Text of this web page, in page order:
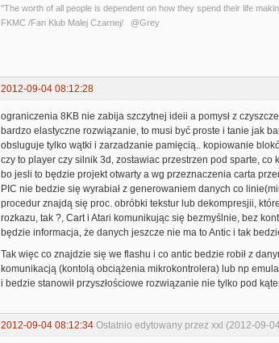
"The worth of all people is dependent on how they spend their life
FKMC /Fan Klub Malej Czarnej/ @Grey
2012-09-04 08:12:28
ograniczenia 8KB nie zabija szczytnej ideii a pomysł z
bardzo elastyczne rozwiązanie, to musi być proste i tanie jak
obsluguje tylko wątki i zarzadzanie pamięcią.. kopiowanie
czy to player czy silnik 3d, zostawiac przestrzen pod sparte,
bo jesli to będzie projekt otwarty a wg przeznaczenia carta
PIC nie bedzie się wyrabiał z generowaniem danych co
procedur znajdą się proc. obróbki tekstur lub dekompresjii,
rozkazu, tak ?, Cart i Atari komunikując się bezmyślnie, bez
będzie informacja, że danych jeszcze nie ma to Antic i tak
Tak więc co znajdzie się we flashu i co antic bedzie robił z
komunikacją (kontolą obciążenia mikrokontrolera) lub np
i bedzie stanowił przyszłościowe rozwiązanie nie tylko pod
2012-09-04 08:12:34 Ostatnio edytowany przez xxl (2012-09-